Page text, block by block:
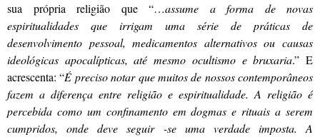
sua própria religião que “…assume
a forma de novas
espiritualidades que irrigam uma série de práticas de
desenvolvimento pessoal, medicamentos alternativos ou causas
ideológicas apocalípticas, até mesmo ocultismo e bruxaria.” E
acrescenta: “É preciso notar que muitos de nossos contemporâneos
fazem a diferença entre religião e espiritualidade. A religião é
percebida como um confinamento em dogmas e rituais a serem
cumpridos, onde deve seguir -se uma verdade imposta. A